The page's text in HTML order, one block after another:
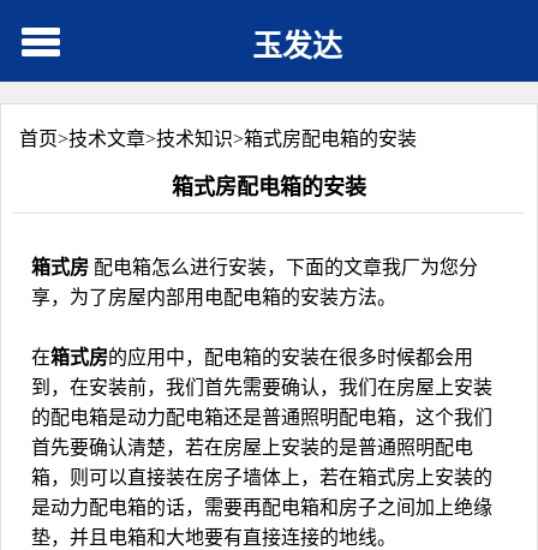
玉发达
首页>技术文章>技术知识>箱式房配电箱的安装
箱式房配电箱的安装
箱式房 配电箱怎么进行安装，下面的文章我厂为您分
享，为了房屋内部用电配电箱的安装方法。
在箱式房的应用中，配电箱的安装在很多时候都会用
到，在安装前，我们首先需要确认，我们在房屋上安装
的配电箱是动力配电箱还是普通照明配电箱，这个我们
首先要确认清楚，若在房屋上安装的是普通照明配电
箱，则可以直接装在房子墙体上，若在箱式房上安装的
是动力配电箱的话，需要再配电箱和房子之间加上绝缘
垫，并且电箱和大地要有直接连接的地线。